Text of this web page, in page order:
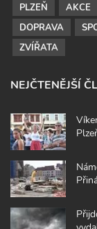
PLZEŇ AKCE
DOPRAVA
ZVÍŘATA
NEJČTENĚJŠÍ